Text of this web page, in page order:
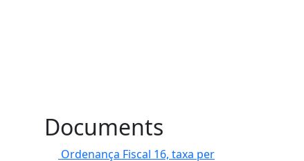
Documents
Ordenança Fiscal 16, taxa per